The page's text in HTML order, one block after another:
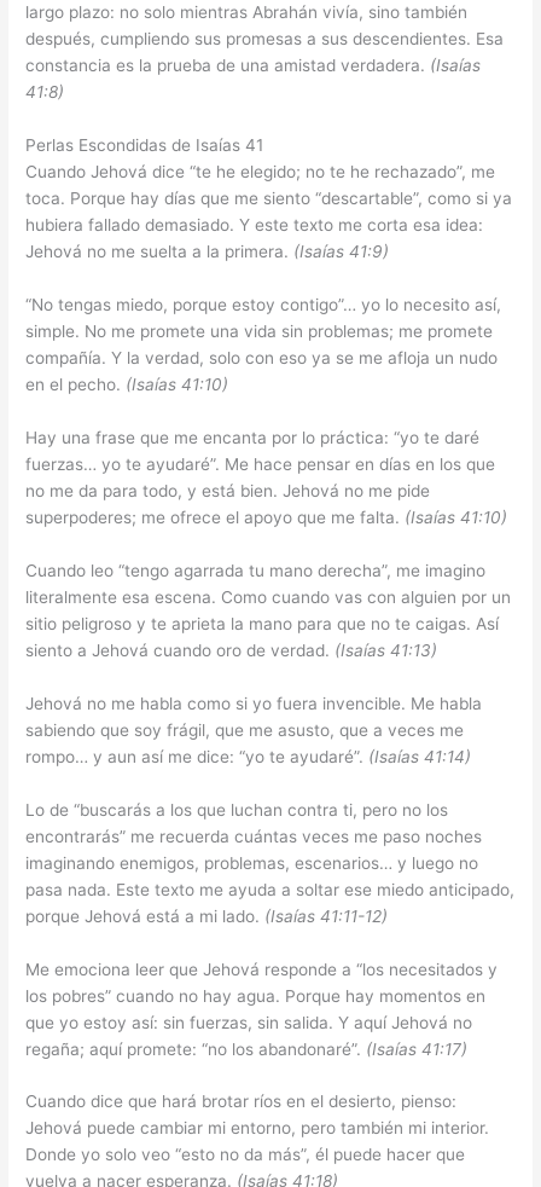
largo plazo: no solo mientras Abrahán vivía, sino también
después, cumpliendo sus promesas a sus descendientes. Esa
constancia es la prueba de una amistad verdadera. (Isaías
41:8)
Perlas Escondidas de Isaías 41
Cuando Jehová dice “te he elegido; no te he rechazado”, me
toca. Porque hay días que me siento “descartable”, como si ya
hubiera fallado demasiado. Y este texto me corta esa idea:
Jehová no me suelta a la primera. (Isaías 41:9)
“No tengas miedo, porque estoy contigo”… yo lo necesito así,
simple. No me promete una vida sin problemas; me promete
compañía. Y la verdad, solo con eso ya se me afloja un nudo
en el pecho. (Isaías 41:10)
Hay una frase que me encanta por lo práctica: “yo te daré
fuerzas… yo te ayudaré”. Me hace pensar en días en los que
no me da para todo, y está bien. Jehová no me pide
superpoderes; me ofrece el apoyo que me falta. (Isaías 41:10)
Cuando leo “tengo agarrada tu mano derecha”, me imagino
literalmente esa escena. Como cuando vas con alguien por un
sitio peligroso y te aprieta la mano para que no te caigas. Así
siento a Jehová cuando oro de verdad. (Isaías 41:13)
Jehová no me habla como si yo fuera invencible. Me habla
sabiendo que soy frágil, que me asusto, que a veces me
rompo… y aun así me dice: “yo te ayudaré”. (Isaías 41:14)
Lo de “buscarás a los que luchan contra ti, pero no los
encontrarás” me recuerda cuántas veces me paso noches
imaginando enemigos, problemas, escenarios… y luego no
pasa nada. Este texto me ayuda a soltar ese miedo anticipado,
porque Jehová está a mi lado. (Isaías 41:11-12)
Me emociona leer que Jehová responde a “los necesitados y
los pobres” cuando no hay agua. Porque hay momentos en
que yo estoy así: sin fuerzas, sin salida. Y aquí Jehová no
regaña; aquí promete: “no los abandonaré”. (Isaías 41:17)
Cuando dice que hará brotar ríos en el desierto, pienso:
Jehová puede cambiar mi entorno, pero también mi interior.
Donde yo solo veo “esto no da más”, él puede hacer que
vuelva a nacer esperanza. (Isaías 41:18)